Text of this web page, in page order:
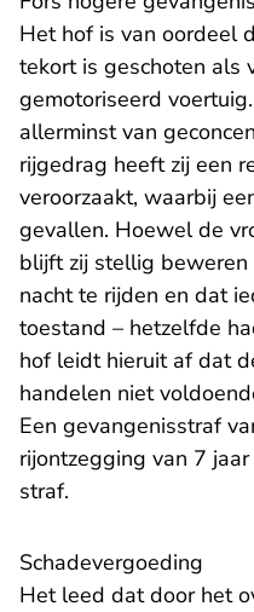
Het hof is van oordeel
tekort is geschoten als
gemotoriseerd
allerminst van
rijgedrag heeft zij een
veroorzaakt, waarbij
gevallen. Hoewel de
blijft zij stellig
nacht te rijden en dat
toestand – hetzelfde
hof leidt hieruit af dat
handelen niet
Een gevangenisstraf
rijontzegging van 7
straf.
Schadevergoeding
Het leed dat door het